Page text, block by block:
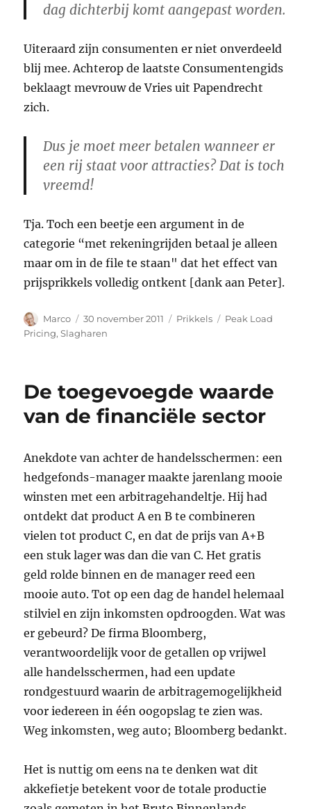
dag dichterbij komt aangepast worden.
Uiteraard zijn consumenten er niet onverdeeld
blij mee. Achterop de laatste Consumentengids
beklaagt mevrouw de Vries uit Papendrecht
zich.
Dus je moet meer betalen wanneer er
een rij staat voor attracties? Dat is toch
vreemd!
Tja. Toch een beetje een argument in de
categorie “met rekeningrijden betaal je alleen
maar om in de file te staan" dat het effect van
prijsprikkels volledig ontkent [dank aan Peter].
Auteur
Marco
Geplaatst
op
30 november 2011 Categorieën
Prikkels Tags
Peak Load
Pricing,Slagharen
De toegevoegde waarde
van de financiële sector
Anekdote van achter de handelsschermen: een
hedgefonds-manager maakte jarenlang mooie
winsten met een arbitragehandeltje. Hij had
ontdekt dat product A en B te combineren
vielen tot product C, en dat de prijs van A+B
een stuk lager was dan die van C. Het gratis
geld rolde binnen en de manager reed een
mooie auto. Tot op een dag de handel helemaal
stilviel en zijn inkomsten opdroogden. Wat was
er gebeurd? De firma Bloomberg,
verantwoordelijk voor de getallen op vrijwel
alle handelsschermen, had een update
rondgestuurd waarin de arbitragemogelijkheid
voor iedereen in één oogopslag te zien was.
Weg inkomsten, weg auto; Bloomberg bedankt.
Het is nuttig om eens na te denken wat dit
akkefietje betekent voor de totale productie